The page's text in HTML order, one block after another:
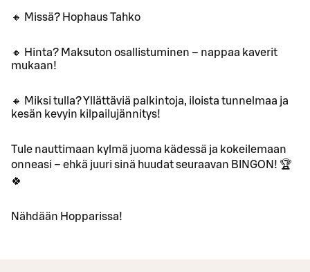
🔸 Missä? Hophaus Tahko
🔸 Hinta? Maksuton osallistuminen – nappaa kaverit
mukaan!
🔸 Miksi tulla? Yllättäviä palkintoja, iloista tunnelmaa ja
kesän kevyin kilpailujännitys!
Tule nauttimaan kylmä juoma kädessä ja kokeilemaan
onneasi – ehkä juuri sinä huudat seuraavan BINGON! 🏆
🍀
Nähdään Hopparissa!